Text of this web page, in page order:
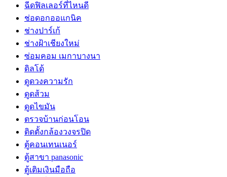
ฉีดฟิลเลอร์ที่ไหนดี
ช่อดอกออแกนิค
ช่างปาร์เก้
ช่างฝ้าเชียงใหม่
ซ่อมคอม เมกาบางนา
ดิลโด้
ดูดวงความรัก
ดูดส้วม
ดูดไขมัน
ตรวจบ้านก่อนโอน
ติดตั้งกล้องวงจรปิด
ตู้คอนเทนเนอร์
ตู้สาขา panasonic
ตู้เติมเงินมือถือ